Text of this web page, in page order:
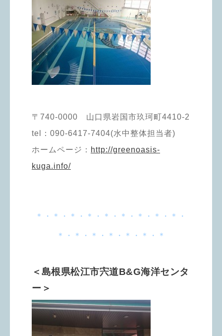
〒740-0000 山口県岩国市玖珂町4410-2
tel：090-6417-7404(水中整体担当者)
ホームページ： http://greenoasis-
kuga.info/
＊・＊・＊・＊・＊・＊・＊・＊・＊・
＊・＊・＊・＊・＊・＊・＊
＜島根県松江市宍道B&G海洋センタ
ー＞